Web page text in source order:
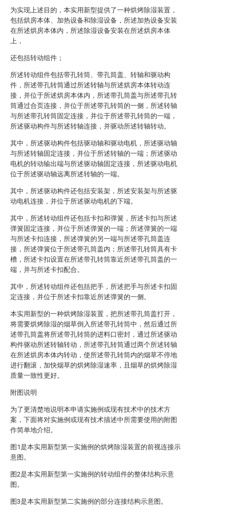
为实现上述目的，本实用新型提供了一种烘烤除湿装置，
包括烘房本体、加热设备和除湿设备，所述加热设备安装
在所述烘房本体内，所述除湿设备安装在所述烘房本体
上，
还包括转动组件；
所述转动组件包括带孔转筒、带孔筒盖、转轴和驱动构
件，所述带孔转筒通过所述转轴与所述烘房本体转动连
接，并位于所述烘房本体内，所述带孔筒盖与所述带孔转
筒通过合页连接，并位于所述带孔转筒的一侧，所述转轴
与所述带孔转筒固定连接，并位于所述带孔转筒的一端，
所述驱动构件与所述转轴连接，并驱动所述转轴转动。
其中，所述驱动构件包括驱动轴和驱动电机，所述驱动轴
与所述转轴固定连接，并位于所述转轴的一端；所述驱动
电机的转动输出端与所述驱动轴固定连接，所述驱动电机
位于所述驱动轴远离所述转轴的一端。
其中，所述驱动构件还包括安装架，所述安装架与所述驱
动电机连接，并位于所述驱动电机的下端。
其中，所述转动组件还包括卡扣和弹簧，所述卡扣与所述
弹簧固定连接，并位于所述弹簧的一端；所述弹簧的一端
与所述卡扣连接，所述弹簧的另一端与所述带孔筒盖连
接，所述弹簧位于所述带孔筒盖内；所述带孔转筒具有卡
槽，所述卡扣设置在所述带孔转筒靠近所述带孔筒盖的一
端，并与所述卡扣配合。
其中，所述转动组件还包括把手，所述把手与所述卡扣固
定连接，并位于所述卡扣靠近所述弹簧的一侧。
本实用新型的一种烘烤除湿装置，把所述带孔筒盖打开，
将需要烘烤除湿的烟草倒入所述带孔转筒中，然后通过所
述带孔筒盖将所述带孔转筒的进料口密封，通过所述驱动
构件驱动所述转轴转动，所述带孔转筒通过两个所述转轴
在所述烘房本体内转动，使所述带孔转筒内的烟草不停地
进行翻滚，加快烟草的烘烤除湿速率，且烟草的烘烤除湿
质量一致性更好。
附图说明
为了更清楚地说明本申请实施例或现有技术中的技术方
案，下面将对实施例或现有技术描述中所需要使用的附图
作简单地介绍。
图1是本实用新型第一实施例的烘烤除湿装置的前视连接示
意图。
图2是本实用新型第一实施例的转动组件的整体结构示意
图。
图3是本实用新型第二实施例的部分连接结构示意图。